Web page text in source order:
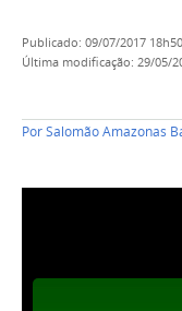
publicado: 09/07/2017 18h50
última modificação: 29/05/
PorSalomão Amazonas